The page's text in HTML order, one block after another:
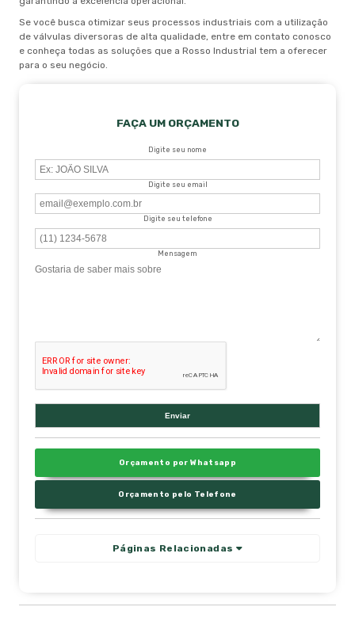
Se você busca otimizar seus processos industriais com a utilização
de válvulas diversoras de alta qualidade, entre em contato conosco
e conheça todas as soluções que a Rosso Industrial tem a oferecer
para o seu negócio.
FAÇA UM ORÇAMENTO
Digite seu nome
Digite seu email
Digite seu telefone
Mensagem
Orçamento por Whatsapp
Orçamento pelo Telefone
Páginas Relacionadas